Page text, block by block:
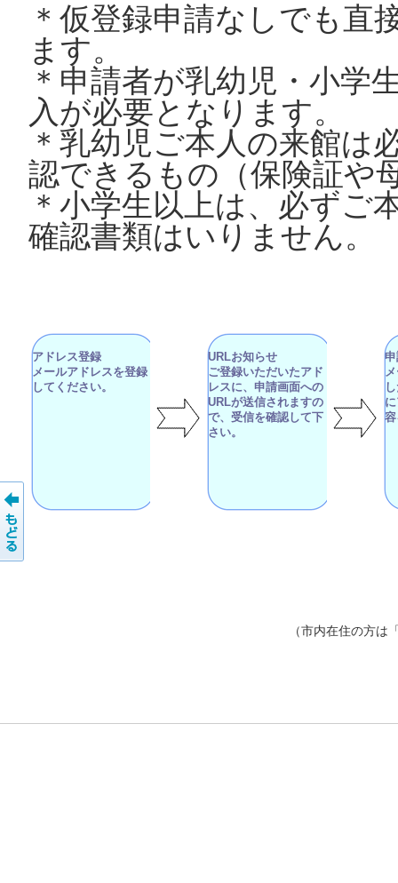
＊仮登録申請なしでも直
ます。
＊申請者が乳幼児・小学
入が必要となります。
＊乳幼児ご本人の来館は
認できるもの（保険証や
＊小学生以上は、必ずご
確認書類はいりません。
アドレス登録
メールアドレスを登録
してください。
URLお知らせ
ご登録いただいたアド
レスに、申請画面への
URLが送信されますの
で、受信を確認して下
さい。
（市内在住の方は